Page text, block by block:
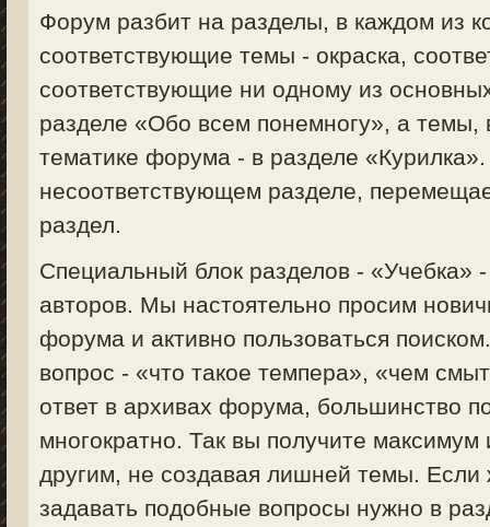
Форум разбит на разделы, в каждом из
соответствующие темы - окраска,
соответствующие ни одному из
разделе «Обо всем понемногу», а
тематике форума - в разделе
несоответствующем разделе,
раздел.
Специальный блок разделов -
авторов. Мы настоятельно просим
форума и активно пользоваться
вопрос - «что такое темпера», «чем
ответ в архивах форума, большинство
многократно. Так вы получите
другим, не создавая лишней темы. Если
задавать подобные вопросы нужно в